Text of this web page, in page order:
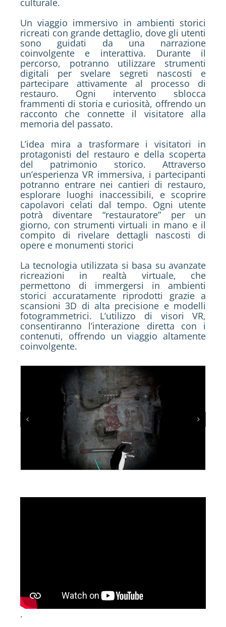
culturale.
Un viaggio immersivo in ambienti storici
ricreati con grande dettaglio, dove gli utenti
sono guidati da una narrazione
coinvolgente e interattiva. Durante il
percorso, potranno utilizzare strumenti
digitali per svelare segreti nascosti e
partecipare attivamente al processo di
restauro. Ogni intervento sblocca
frammenti di storia e curiosità, offrendo un
racconto che connette il visitatore alla
memoria del passato.
L’idea mira a trasformare i visitatori in
protagonisti del restauro e della scoperta
del patrimonio storico. Attraverso
un’esperienza VR immersiva, i partecipanti
potranno entrare nei cantieri di restauro,
esplorare luoghi inaccessibili, e scoprire
capolavori celati dal tempo. Ogni utente
potrà diventare “restauratore” per un
giorno, con strumenti virtuali in mano e il
compito di rivelare dettagli nascosti di
opere e monumenti storici
La tecnologia utilizzata si basa su avanzate
ricreazioni in realtà virtuale, che
permettono di immergersi in ambienti
storici accuratamente riprodotti grazie a
scansioni 3D di alta precisione e modelli
fotogrammetrici. L’utilizzo di visori VR,
consentiranno l’interazione diretta con i
contenuti, offrendo un viaggio altamente
coinvolgente.
.